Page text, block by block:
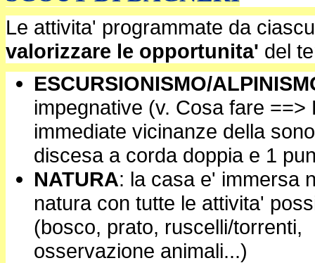
Le attivita' programmate da
valorizzare le opportunita' del
ESCURSIONISMO/
impegnative (v. Cosa fare
immediate vicinanze della
discesa a corda doppia e 1
NATURA: la casa e' immersa
natura con tutte le attivita'
(bosco, prato, ruscelli/torrenti,
osservazione animali...)